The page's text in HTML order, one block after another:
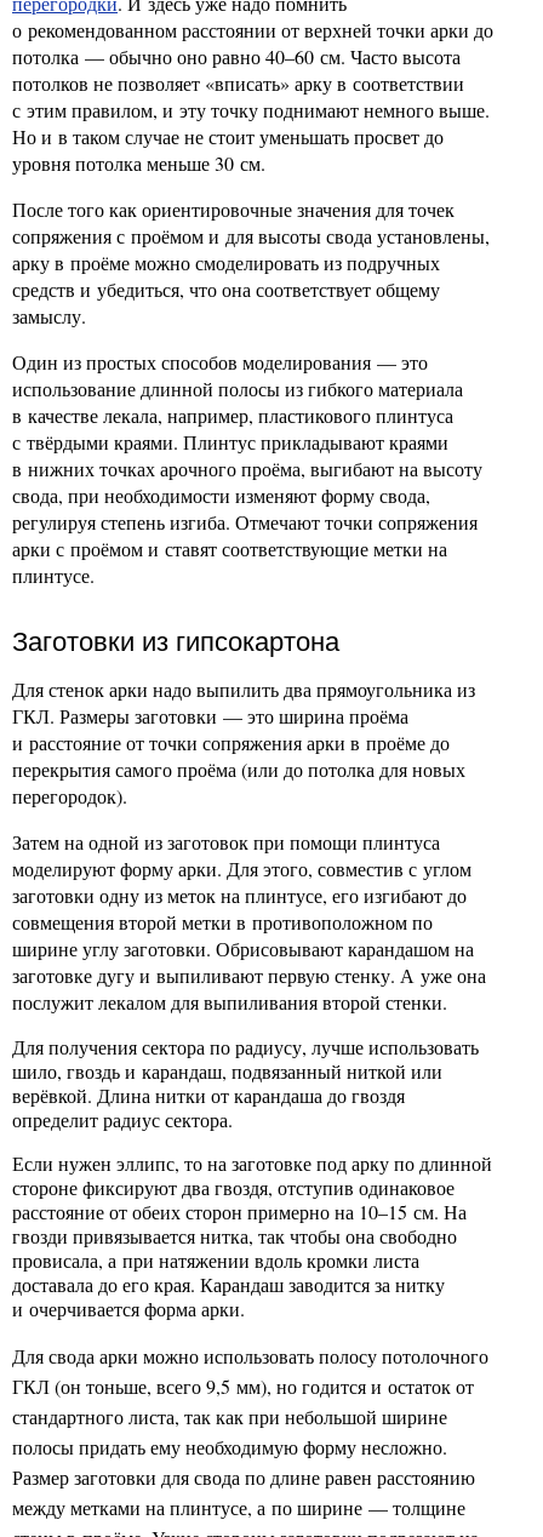
о рекомендованном расстоянии от верхней точки арки до
потолка — обычно оно равно 40–60 см. Часто высота
потолков не позволяет «вписать» арку в соответствии
с этим правилом, и эту точку поднимают немного выше.
Но и в таком случае не стоит уменьшать просвет до
уровня потолка меньше 30 см.
После того как ориентировочные значения для точек
сопряжения с проёмом и для высоты свода установлены,
арку в проёме можно смоделировать из подручных
средств и убедиться, что она соответствует общему
замыслу.
Один из простых способов моделирования — это
использование длинной полосы из гибкого материала
в качестве лекала, например, пластикового плинтуса
с твёрдыми краями. Плинтус прикладывают краями
в нижних точках арочного проёма, выгибают на высоту
свода, при необходимости изменяют форму свода,
регулируя степень изгиба. Отмечают точки сопряжения
арки с проёмом и ставят соответствующие метки на
плинтусе.
Заготовки из гипсокартона
Для стенок арки надо выпилить два прямоугольника из
ГКЛ. Размеры заготовки — это ширина проёма
и расстояние от точки сопряжения арки в проёме до
перекрытия самого проёма (или до потолка для новых
перегородок).
Затем на одной из заготовок при помощи плинтуса
моделируют форму арки. Для этого, совместив с углом
заготовки одну из меток на плинтусе, его изгибают до
совмещения второй метки в противоположном по
ширине углу заготовки. Обрисовывают карандашом на
заготовке дугу и выпиливают первую стенку. А уже она
послужит лекалом для выпиливания второй стенки.
Для получения сектора по радиусу, лучше использовать
шило, гвоздь и карандаш, подвязанный ниткой или
верёвкой. Длина нитки от карандаша до гвоздя
определит радиус сектора.
Если нужен эллипс, то на заготовке под арку по длинной
стороне фиксируют два гвоздя, отступив одинаковое
расстояние от обеих сторон примерно на 10–15 см. На
гвозди привязывается нитка, так чтобы она свободно
провисала, а при натяжении вдоль кромки листа
доставала до его края. Карандаш заводится за нитку
и очерчивается форма арки.
Для свода арки можно использовать полосу потолочного
ГКЛ (он тоньше, всего 9,5 мм), но годится и остаток от
стандартного листа, так как при небольшой ширине
полосы придать ему необходимую форму несложно.
Размер заготовки для свода по длине равен расстоянию
между метками на плинтусе, а по ширине — толщине